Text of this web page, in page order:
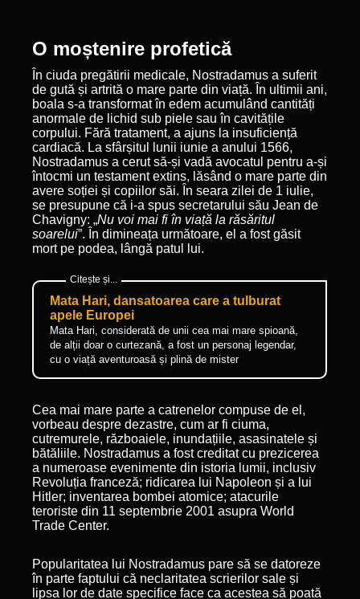
O moștenire profetică
În ciuda pregătirii medicale, Nostradamus a suferit
de gută și artrită o mare parte din viață. În ultimii ani,
boala s-a transformat în edem acumulând cantități
anormale de lichid sub piele sau în cavitățile
corpului. Fără tratament, a ajuns la insuficiență
cardiacă. La sfârșitul lunii iunie a anului 1566,
Nostradamus a cerut să-și vadă avocatul pentru a-și
întocmi un testament extins, lăsând o mare parte din
avere soției și copiilor săi. În seara zilei de 1 iulie,
se presupune că i-a spus secretarului său Jean de
Chavigny: „Nu voi mai fi în viață la răsăritul
soarelui”. În dimineața următoare, el a fost găsit
mort pe podea, lângă patul lui.
Mata Hari, dansatoarea care a tulburat
apele Europei
Mata Hari, considerată de unii cea mai mare spioană,
de alții doar o curtezană, a fost un personaj legendar,
cu o viață aventuroasă și plină de mister
Cea mai mare parte a catrenelor compuse de el,
vorbeau despre dezastre, cum ar fi ciuma,
cutremurele, războaiele, inundațiile, asasinatele și
bătăliile. Nostradamus a fost creditat cu prezicerea
a numeroase evenimente din istoria lumii, inclusiv
Revoluția franceză; ridicarea lui Napoleon și a lui
Hitler; inventarea bombei atomice; atacurile
teroriste din 11 septembrie 2001 asupra World
Trade Center.
Popularitatea lui Nostradamus pare să se datoreze
în parte faptului că neclaritatea scrierilor sale și
lipsa lor de date specifice face ca acestea să poată